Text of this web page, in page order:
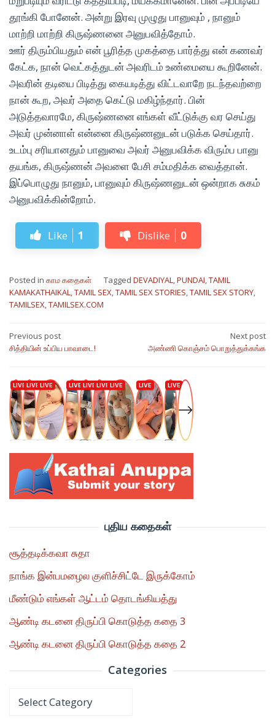
தூங்கி போனேன். அன்று இரவு முழுது பானுவும் , நானும்
மாற்றி மாற்றி கிருஷ்ணனை அனுபவித்தோம்.
ஊர் திரும்பியதும் என் பூரித்த முகத்தை பார்த்து என் கணவர்
கேட்க, நான் வெட்கத்துடன் அவரிடம் உண்மையை கூறினேன்.
அவரின் தடியை பிடித்து கையடித்து விட்டவாறே நடந்தவற்றை
நான் கூற, அவர் அதை கெட்டு மகிழ்ந்தார். பின்
அடுத்தவாரமே, கிருஷ்ணனை எங்கள் வீட்டுக்கு வர செய்து
அவர் முன்னாள் என்னை கிருஷ்ணனுடன் படுக்க செய்தார்.
உடம்பு சரியானதும் பானுவை அவர் அனுபவிக்க விரும்ப பானு
தயங்க, கிருஷ்ணன் அவளை பேசி சம்மதிக்க வைத்தான்.
இப்பொழுது நானும், பானுவும் கிருஷ்ணனுடன் ஒன்றாக சுகம்
அனுபவிக்கின்றோம்.
Like 1 Dislike 0
Posted in காம கதைகள் Tagged DEVADIYAL,PUNDAI,TAMIL
KAMAKATHAIKAL,TAMIL SEX,TAMIL SEX STORIES,TAMIL SEX STORY,
TAMILSEX,TAMILSEX.COM
Post
navigation
Previous post
சித்தியின் உப்பிய பாவாடை!
Next post
அண்ணி கொஞ்சம் பொறுத்துக்கங்க
புதிய கதைகள்
சூத்தடிக்கவா சுதா
நாங்க இன்பமழைல குளிச்சிட்டே இருக்கோம்
மீண்டும் எங்கள் ஆட்டம் தொடங்கியத்து
ஆண்டி கடனை திருப்பி கொடுத்த கதை 3
ஆண்டி கடனை திருப்பி கொடுத்த கதை 2
Categories
Categories